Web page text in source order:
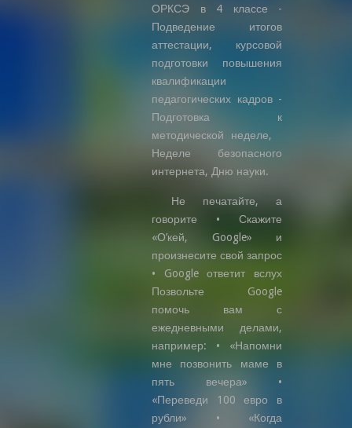
ОРКСЭ в 4 классе -
Подведение итогов
аттестации, курсовой
подготовки повышения
квалификации
педагогических кадров -
Подготовка к
методической неделе,
Неделе безопасного
интернета, Дню науки.
Не печатайте, а
говорите • Скажите
«О’кей, Google» и
произнесите свой запрос
• Google ответит вслух
Позвольте Google
помочь вам с
ежедневными делами,
например: • «Напомни
мне позвонить маме в
пять вечера» •
«Переведи 100 евро в
рубли» • «Когда